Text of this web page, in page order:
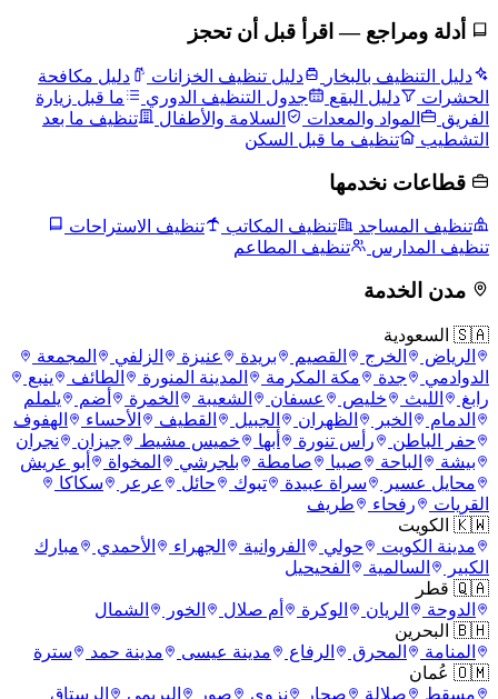
أدلة ومراجع — اقرأ قبل أن تحجز
دليل التنظيف بالبخار دليل تنظيف الخزانات
دليل مكافحة
الحشرات
دليل البقع جدول التنظيف الدوري
ما قبل زيارة
الفريق
المواد والمعدات السلامة والأطفال
تنظيف ما بعد
التشطيب
تنظيف ما قبل السكن
قطاعات نخدمها
تنظيف المساجد تنظيف المكاتب
تنظيف الاستراحات
تنظيف المدارس
تنظيف المطاعم
مدن الخدمة
🇸🇦 السعودية
الرياض
الخرج القصيم بريدة عنيزة الزلفي
المجمعة
الدوادمي
جدة مكة المكرمة المدينة المنورة الطائف
ينبع
رابغ
الليث خليص عسفان الشعيبة الخمرة أضم
يلملم
الدمام
الخبر الظهران الجبيل القطيف الأحساء
الهفوف
حفر الباطن
رأس تنورة أبها خميس مشيط جيزان
نجران
بيشة
الباحة صبيا صامطة بلجرشي المخواة
أبو عريش
محايل عسير
سراة عبيدة تبوك حائل عرعر
سكاكا
القريات
رفحاء
طريف
🇰🇼 الكويت
مدينة الكويت
حولي الفروانية الجهراء الأحمدي
مبارك
الكبير
السالمية
الفحيحيل
🇶🇦 قطر
الدوحة
الريان الوكرة أم صلال الخور
الشمال
🇧🇭 البحرين
المنامة
المحرق الرفاع مدينة عيسى مدينة حمد
سترة
🇴🇲 عُمان
مسقط
صلالة صحار نزوى صور البريمي الرستاق